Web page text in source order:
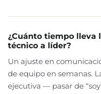
¿Cuánto tiempo lleva
técnico a líder?
Un ajuste en
de equipo en semanas.
ejecutiva — pasar de